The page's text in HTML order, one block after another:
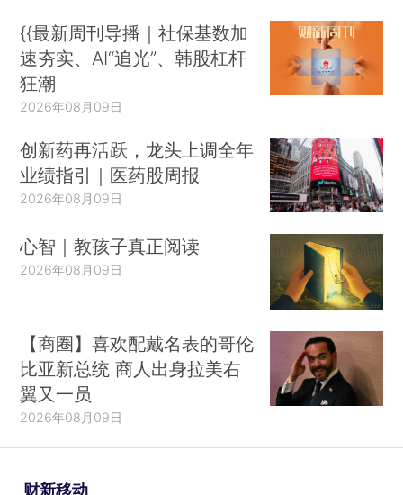
{{最新周刊导播｜社保基数加
速夯实、AI“追光”、韩股杠杆
狂潮
2026年08月09日
创新药再活跃，龙头上调全年
业绩指引｜医药股周报
2026年08月09日
心智｜教孩子真正阅读
2026年08月09日
【商圈】喜欢配戴名表的哥伦
比亚新总统 商人出身拉美右
翼又一员
2026年08月09日
财新移动